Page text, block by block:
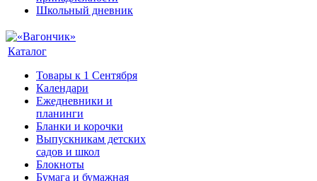
Школьный дневник
Каталог
Товары к 1 Сентября
Календари
Ежедневники и
планинги
Бланки и корочки
Выпускникам детских
садов и школ
Блокноты
Бумага и бумажная